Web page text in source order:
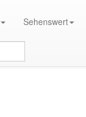
Sehenswert